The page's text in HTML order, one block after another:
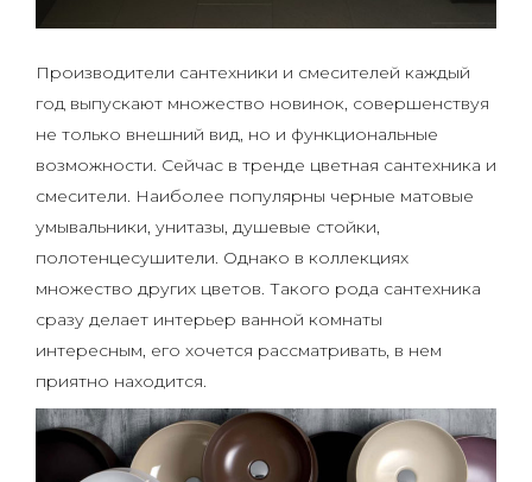
Производители сантехники и смесителей каждый
год выпускают множество новинок, совершенствуя
не только внешний вид, но и функциональные
возможности. Сейчас в тренде цветная сантехника и
смесители. Наиболее популярны черные матовые
умывальники, унитазы, душевые стойки,
полотенцесушители. Однако в коллекциях
множество других цветов. Такого рода сантехника
сразу делает интерьер ванной комнаты
интересным, его хочется рассматривать, в нем
приятно находится.